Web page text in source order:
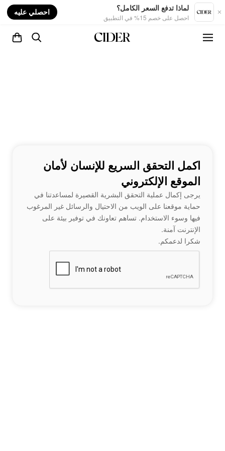
لماذا تدفع السعر الكامل؟
احصل على خصم 15% في التطبيق
احصلي عليه
اكمل التحقق السريع للإنسان لأمان
الموقع الإلكتروني
يرجى إكمال عملية التحقق البشرية القصيرة لمساعدتنا في
حماية موقعنا على الويب من الاحتيال والرسائل غير المرغوب
فيها وسوء الاستخدام. تساهم تعاونك في توفير بيئة على
الإنترنت آمنة.
شكرا لدعمكم.